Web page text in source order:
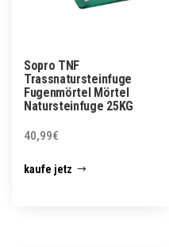
Sopro TNF
Trassnatursteinfuge
Fugenmörtel Mörtel
Natursteinfuge 25KG
40,99€
kaufe jetz